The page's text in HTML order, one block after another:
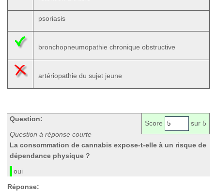
psoriasis
bronchopneumopathie chronique obstructive
artériopathie du sujet jeune
Score sur 5
Question:
Question à réponse courte
La consommation de cannabis expose-t-elle à un risque de
dépendance physique ?
oui
Réponse: